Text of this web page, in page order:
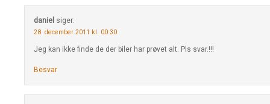
daniel siger:
28. december 2011 kl. 00:30
Jeg kan ikke finde de der biler har prøvet alt. Pls svar.!!!
Besvar